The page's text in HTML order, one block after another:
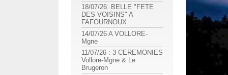
18/07/26: BELLE "FETE
DES VOISINS" A
FAFOURNOUX
14/07/26 A VOLLORE-
Mgne
11/07/26 : 3 CEREMONIES
Vollore-Mgne & Le
Brugeron